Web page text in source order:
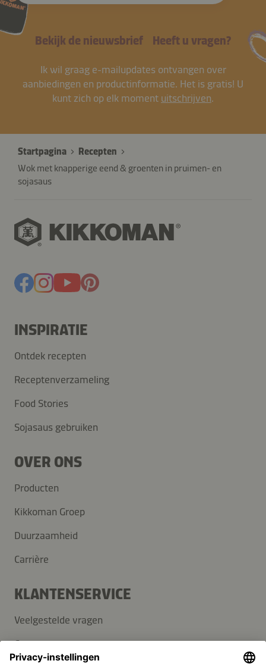
Bekijk de nieuwsbrief Heeft u vragen?
Ik wil graag e-mailupdates ontvangen over
aanbiedingen en productinformatie. Het is gratis! U
kunt zich op elk moment uitschrijven.
Startpagina
Recepten
Wok met knapperige eend & groenten in pruimen- en
sojasaus
INSPIRATIE
Ontdek recepten
Receptenverzameling
Food Stories
Sojasaus gebruiken
OVER ONS
Producten
Kikkoman Groep
Duurzaamheid
Carrière
KLANTENSERVICE
Veelgestelde vragen
Contact